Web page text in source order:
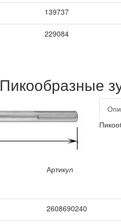
139737
229084
Пикообразные
Артикул
2608690240